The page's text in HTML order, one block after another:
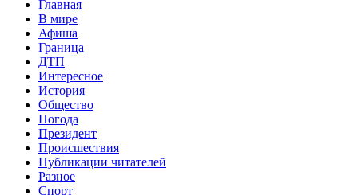
Главная
В мире
Афиша
Граница
ДТП
Интересное
История
Общество
Погода
Президент
Происшествия
Публикации читателей
Разное
Спорт